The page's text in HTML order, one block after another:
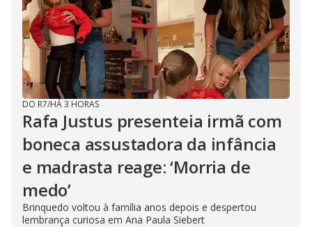
DO R7/HÁ 3 HORAS
Rafa Justus presenteia irmã com
boneca assustadora da infância
e madrasta reage: ‘Morria de
medo’
Brinquedo voltou à família anos depois e despertou
lembrança curiosa em Ana Paula Siebert